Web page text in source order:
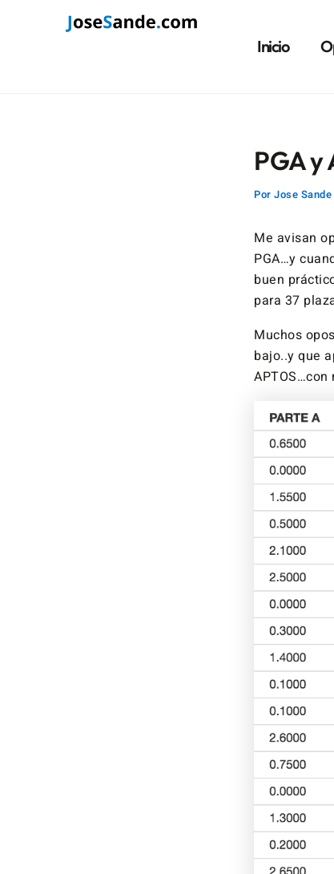
Inicio
PGA
Por Jose Sande
Me avisan
PGA…y
buen
para 37
Muchos
bajo..y que
entradas